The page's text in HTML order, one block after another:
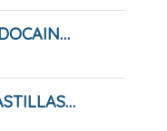
BUCOMAX LIDOCAINA SABOR NARANJA 24 PASTILLAS PARA CHUPAR
BUCOMAX PASTILLAS PARA CHUPAR MENTA 24 PASTILLAS